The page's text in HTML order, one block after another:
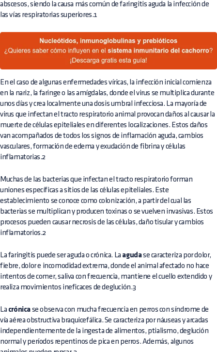
abscesos, siendo la causa más común de faringitis aguda la infección de
las vías respiratorias superiores.1
En el caso de algunas enfermedades víricas, la infección inicial comienza
en la nariz, la faringe o las amígdalas, donde el virus se multiplica durante
unos días y crea localmente una dosis umbral infecciosa. La mayoría de
virus que infectan el tracto respiratorio animal provocan daños al causar la
muerte de células epiteliales en diferentes localizaciones. Estos daños
van acompañados de todos los signos de inflamación aguda, cambios
vasculares, formación de edema y exudación de fibrina y células
inflamatorias.2
Muchas de las bacterias que infectan el tracto respiratorio forman
uniones específicas a sitios de las células epiteliales. Este
establecimiento se conoce como colonización, a partir del cual las
bacterias se multiplican y producen toxinas o se vuelven invasivas. Estos
procesos pueden causar necrosis de las células, daño tisular y cambios
inflamatorios.2
La faringitis puede ser aguda o crónica. La agudase caracteriza por dolor,
fiebre, dolor e incomodidad extrema, donde el animal afectado no hace
intentos de comer, saliva con frecuencia, mantiene el cuello extendido y
realiza movimientos ineficaces de deglución.3
La crónica se observa con mucha frecuencia en perros con síndrome de
vía aérea obstructiva braquicefálica. Se caracteriza por náuseas y arcadas
independientemente de la ingesta de alimentos, ptialismo, deglución
normal y períodos repentinos de pica en perros. Además, algunos